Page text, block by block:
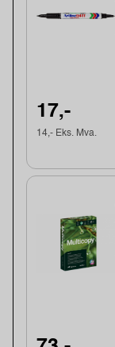
17,-
14,- Eks. Mva.